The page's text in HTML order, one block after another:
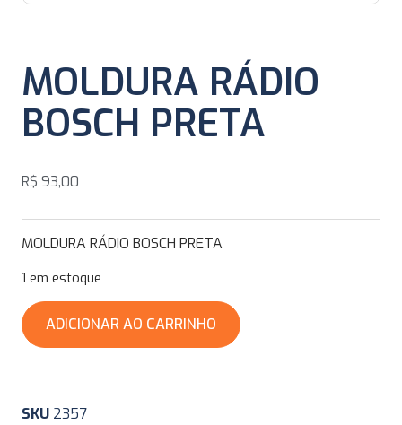
MOLDURA RÁDIO
BOSCH PRETA
R$ 93,00
MOLDURA RÁDIO BOSCH PRETA
1 em estoque
ADICIONAR AO CARRINHO
SKU 2357